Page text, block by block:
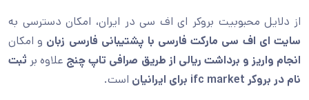
از دلایل محبوبیت بروکر ای اف سی در ایران، امکان دسترسی به
سایت ای اف سی مارکت فارسی با پشتیبانی فارسی زبان و امکان
انجام واریز و برداشت ریالی از طریق صرافی تاپ چنج علاوه بر ثبت
نام در بروکر ifc market برای ایرانیان
است.